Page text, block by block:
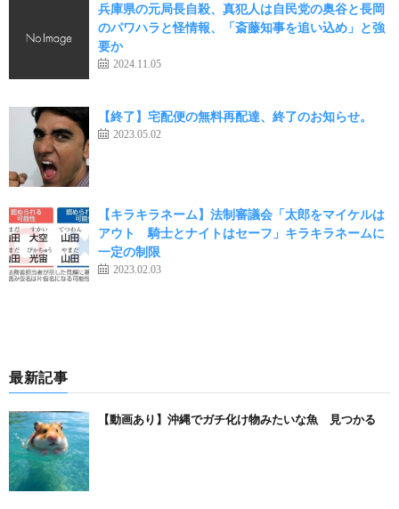
兵庫県の元局長自殺、真犯人は自民党の奥谷と長岡
のパワハラと怪情報、「斎藤知事を追い込め」と強
要か
2024.11.05
【終了】宅配便の無料再配達、終了のお知らせ。
2023.05.02
【キラキラネーム】法制審議会「太郎をマイケルは
アウト 騎士とナイトはセーフ」キラキラネームに
一定の制限
2023.02.03
最新記事
【動画あり】沖縄でガチ化け物みたいな魚 見つかる